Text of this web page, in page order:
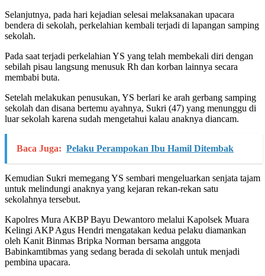
Selanjutnya, pada hari kejadian selesai melaksanakan upacara
bendera di sekolah, perkelahian kembali terjadi di lapangan samping
sekolah.
Pada saat terjadi perkelahian YS yang telah membekali diri dengan
sebilah pisau langsung menusuk Rh dan korban lainnya secara
membabi buta.
Setelah melakukan penusukan, YS berlari ke arah gerbang samping
sekolah dan disana bertemu ayahnya, Sukri (47) yang menunggu di
luar sekolah karena sudah mengetahui kalau anaknya diancam.
Baca Juga: Pelaku Perampokan Ibu Hamil Ditembak
Kemudian Sukri memegang YS sembari mengeluarkan senjata tajam
untuk melindungi anaknya yang kejaran rekan-rekan satu
sekolahnya tersebut.
Kapolres Mura AKBP Bayu Dewantoro melalui Kapolsek Muara
Kelingi AKP Agus Hendri mengatakan kedua pelaku diamankan
oleh Kanit Binmas Bripka Norman bersama anggota
Babinkamtibmas yang sedang berada di sekolah untuk menjadi
pembina upacara.